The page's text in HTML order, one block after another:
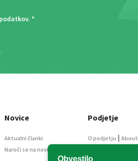
. *
Obvestilo
Novice
Aktualni članki
Naroči se na novice
Podjetje
O podjetju | About